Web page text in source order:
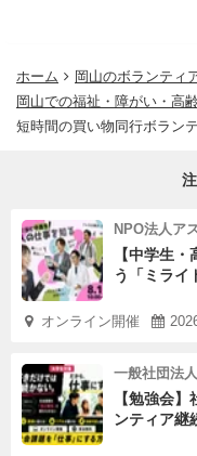
ホーム
岡山のボランティ
岡山での福祉・障がい・高
短時間の買い物同行ボラン
NPO法人ア
【中学生
う「ミライ
オンライン開催
一般社団法
【勉強会
ンティア継